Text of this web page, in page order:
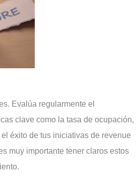
clave como la tasa de ocupación,
éxito de tus iniciativas de revenue
muy importante tener claros estos